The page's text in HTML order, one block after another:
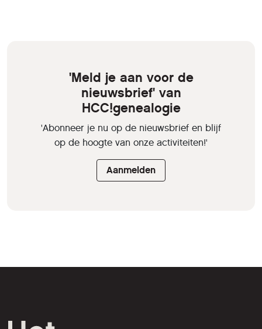
'Meld je aan voor de
nieuwsbrief' van
HCC!genealogie
'Abonneer je nu op de nieuwsbrief en blijf
op de hoogte van onze activiteiten!'
Aanmelden